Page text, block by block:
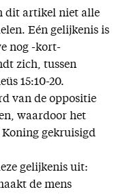
dit artikel niet alle
Eén gelijkenis is
nog -kort-
zich, tussen
15:10-20.
van de oppositie
waardoor het
gekruisigd
gelijkenis uit:
de mens